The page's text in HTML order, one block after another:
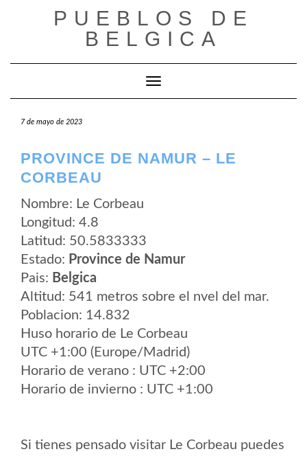
PUEBLOS DE
BELGICA
Cambiar modo de navegación
7 de mayo de 2023
PROVINCE DE NAMUR – LE
CORBEAU
Nombre: Le Corbeau
Longitud: 4.8
Latitud: 50.5833333
Estado: Province de Namur
Pais: Belgica
Altitud: 541 metros sobre el nvel del mar.
Poblacion: 14.832
Huso horario de Le Corbeau
UTC +1:00 (Europe/Madrid)
Horario de verano : UTC +2:00
Horario de invierno : UTC +1:00
Si tienes pensado visitar Le Corbeau puedes